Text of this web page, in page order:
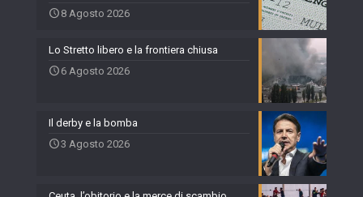
8 Agosto 2026
Lo Stretto libero e la frontiera chiusa
6 Agosto 2026
Il derby e la bomba
3 Agosto 2026